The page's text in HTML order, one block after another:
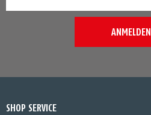
ANMELDEN
SHOP SERVICE